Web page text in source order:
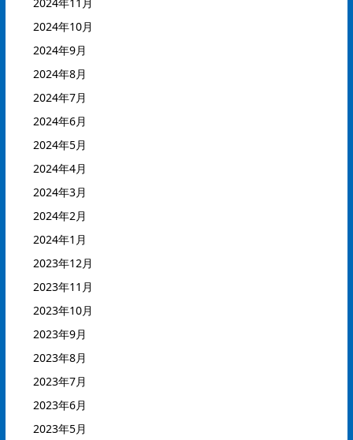
2024年10月
2024年9月
2024年8月
2024年7月
2024年6月
2024年5月
2024年4月
2024年3月
2024年2月
2024年1月
2023年12月
2023年11月
2023年10月
2023年9月
2023年8月
2023年7月
2023年6月
2023年5月